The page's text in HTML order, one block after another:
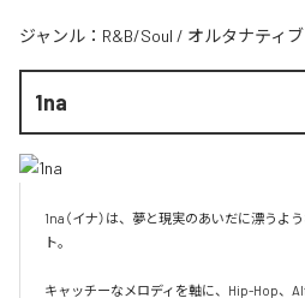
ジャンル： R&B/Soul / オルタナティブ
1na
1na（イナ）は、夢と現実のあいだに漂うよ
ト。
キャッチーなメロディを軸に、Hip-Hop、